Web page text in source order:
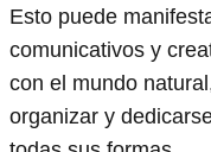
Esto puede
comunicativos y
con el mundo
organizar y